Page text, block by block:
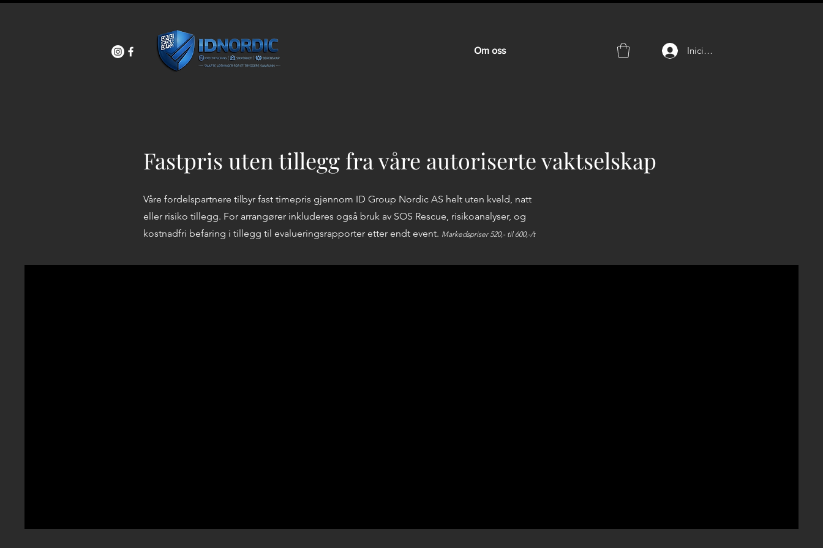
Om oss Iniciar sesión
Fastpris uten tillegg fra våre autoriserte vaktselskap
Våre fordelspartnere tilbyr fast timepris gjennom ID Group Nordic AS helt uten kveld, natt
eller risiko tillegg. For arrangører inkluderes også bruk av SOS Rescue, risikoanalyser, og
kostnadfri befaring i tillegg til evalueringsrapporter etter endt event. Markedspriser 520,- til 600,-/t